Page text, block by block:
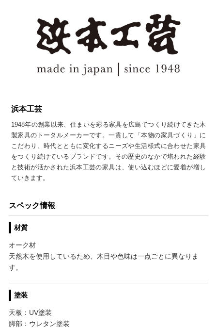
浜本工芸
1948年の創業以来、住まいを彩る家具を広島でつくり続けてきた木
製家具のトータルメーカーです。一貫して「本物の家具づくり」に
こだわり、時代とともに変化するニーズや生活様式に合わせた家具
をつくり続けているブランドです。その歴史のなかで培われた経験
と技術が活かされた浜本工芸の家具は、使い込むほどに愛着が増し
ていきます。
スペック情報
材質
オーク材
天然木を使用しているため、木目や色味は一点ごとに異なりま
す。
塗装
天板：UV塗装
脚部：ウレタン塗装